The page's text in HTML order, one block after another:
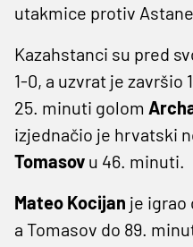
utakmice protiv Astane.
Kazahstanci su pred
1-0, a uzvrat je završio
25. minuti golom
izjednačio je hrvatski
Tomasov u 46. minuti.
Mateo Kocijan je igrao
a Tomasov do 89.